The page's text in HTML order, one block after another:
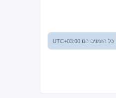
כל הזמנים הם UTC+03:00